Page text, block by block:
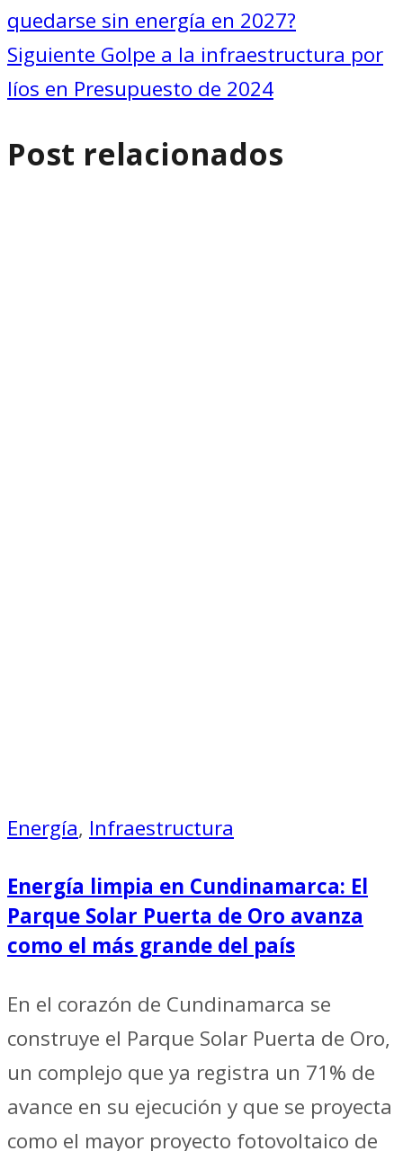
de
entradas
quedarse sin energía en 2027?
Siguiente Golpe a la infraestructura por
líos en Presupuesto de 2024
Post relacionados
Energía, Infraestructura
Energía limpia en Cundinamarca: El
Parque Solar Puerta de Oro avanza
como el más grande del país
En el corazón de Cundinamarca se
construye el Parque Solar Puerta de Oro,
un complejo que ya registra un 71% de
avance en su ejecución y que se proyecta
como el mayor proyecto fotovoltaico de